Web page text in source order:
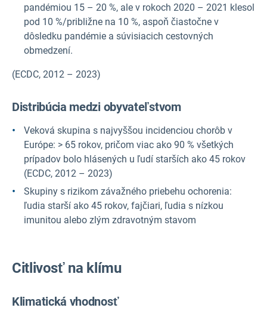
pandémiou 15 – 20 %, ale v rokoch 2020 – 2021 klesol
pod 10 %/približne na 10 %, aspoň čiastočne v
dôsledku pandémie a súvisiacich cestovných
obmedzení.
(ECDC, 2012 – 2023)
Distribúcia medzi obyvateľstvom
Veková skupina s najvyššou incidenciou chorôb v
Európe: > 65 rokov, pričom viac ako 90 % všetkých
prípadov bolo hlásených u ľudí starších ako 45 rokov
(ECDC, 2012 – 2023)
Skupiny s rizikom závažného priebehu ochorenia:
ľudia starší ako 45 rokov, fajčiari, ľudia s nízkou
imunitou alebo zlým zdravotným stavom
Citlivosť na klímu
Klimatická vhodnosť